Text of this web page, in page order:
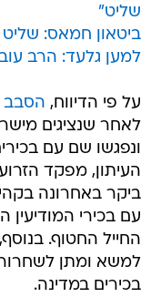
שליט"
ביטאון חמאס:
למען גלעד: הרב
על פי הדיווח, הסבב
לאחר שנציגים
ונפגשו שם עם
העיתון, מפקד
ביקר באחרונה
עם בכירי
החייל החטוף.
למשא ומתן
בכירים במדינה.